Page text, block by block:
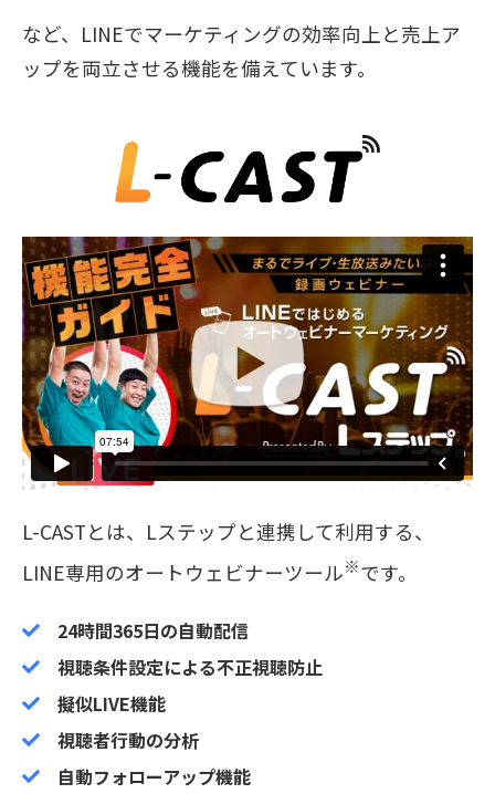
など、LINEでマーケティングの効率向上と売上ア
ップを両立させる機能を備えています。
L-CASTとは、Lステップと連携して利用する、
LINE専用のオートウェビナーツール※です。
24時間365日の自動配信
視聴条件設定による不正視聴防止
擬似LIVE機能
視聴者行動の分析
自動フォローアップ機能